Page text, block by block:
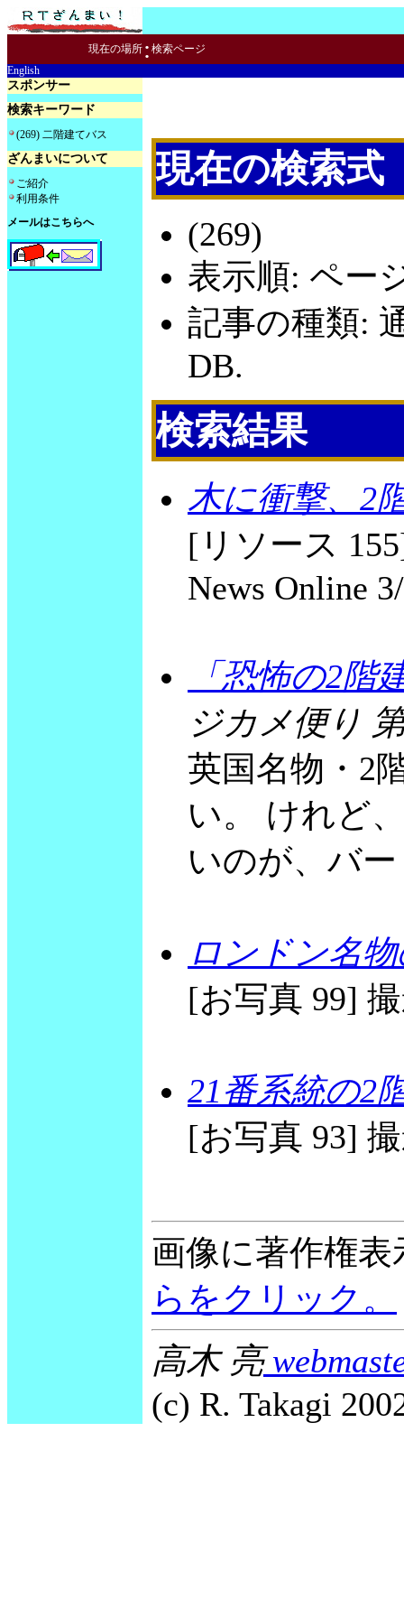
現在の場所 : 検索ページ
English
スポンサー
検索キーワード
(269) 二階建てバス
ざんまいについて
ご紹介
利用条件
メールはこちらへ
現在の検索式
(269)
表示順: ペー
記事の種類:
DB.
検索結果
木に衝撃、2
[リソース
News Online
「恐怖の2階
ジカメ便り
英国名物・2
い。 けれど
いのが、バ
ロンドン名
[お写真 99]
21番系統の2
[お写真 93]
画像に著作権
らをクリック。
高木 亮
(c) R. Takagi